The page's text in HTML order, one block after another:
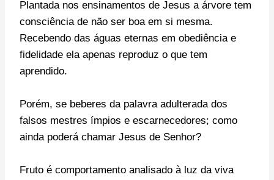
Plantada nos ensinamentos de Jesus a árvore tem
consciência de não ser boa em si mesma.
Recebendo das águas eternas em obediência e
fidelidade ela apenas reproduz o que tem
aprendido.
Porém, se beberes da palavra adulterada dos
falsos mestres ímpios e escarnecedores; como
ainda poderá chamar Jesus de Senhor?
Fruto é comportamento analisado à luz da viva